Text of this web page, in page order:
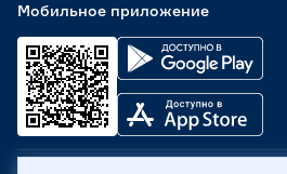
Мобильное приложение